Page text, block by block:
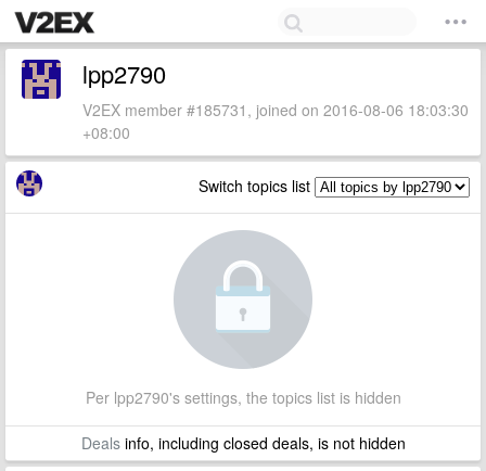
lpp2790
V2EX member #185731, joined on 2016-08-06 18:03:30
+08:00
Switch topics list
Per lpp2790's settings, the topics list is hidden
Dealsinfo, including closed deals, is not hidden